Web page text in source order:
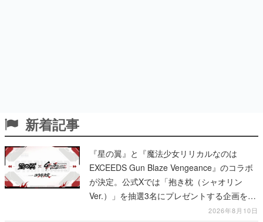
新着記事
『星の翼』と『魔法少女リリカルなのは
EXCEEDS Gun Blaze Vengeance』のコラボ
が決定。公式Xでは「抱き枕（シャオリン
Ver.）」を抽選3名にプレゼントする企画を実
2026年8月10日